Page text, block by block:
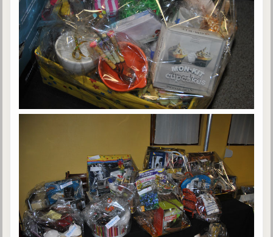
Gabriel Delanne
1857-1926
Chico Xavier
1910-2002
Divaldo Franco
Bibliothèque spirite
Documents
Bulletins "Le Spiritisme"